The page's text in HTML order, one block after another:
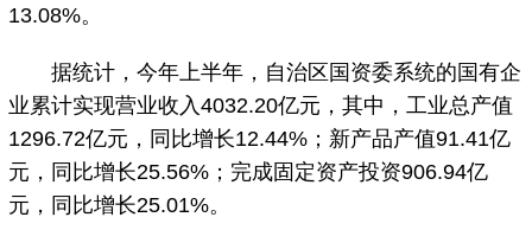
13.08%。
据统计，今年上半年，自治区国资委系统的国有企
业累计实现营业收入4032.20亿元，其中，工业总产值
1296.72亿元，同比增长12.44%；新产品产值91.41亿
元，同比增长25.56%；完成固定资产投资906.94亿
元，同比增长25.01%。